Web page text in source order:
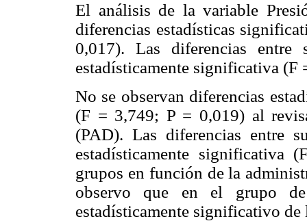
El análisis de la variable
diferencias estadísticas
0,017). Las diferencias
estadísticamente significativa (F
No se observan diferencias
(F = 3,749; P = 0,019) al
(PAD). Las diferencias entre
estadísticamente
grupos en función de la
observo que en el grupo de
estadísticamente significativo de